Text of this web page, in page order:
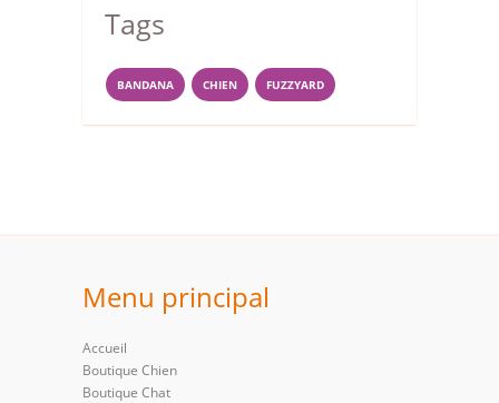
Tags
BANDANA CHIEN FUZZYARD
Menu principal
Accueil
Boutique Chien
Boutique Chat